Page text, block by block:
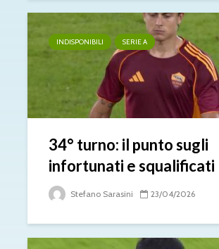
INDISPONIBILI SERIE A
34° turno: il punto sugli
infortunati e squalificati
Stefano Sarasini 23/04/2026